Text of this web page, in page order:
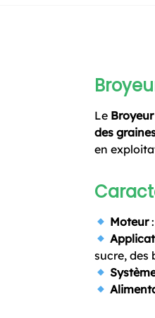
Le
des
en
Moteur:
sucre, des